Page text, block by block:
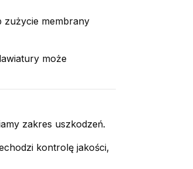
zużycie membrany
może
zakres uszkodzeń.
kontrolę jakości,